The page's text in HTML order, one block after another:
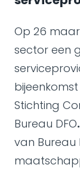
Op 26
sector een
Stichting
Bureau DFO.
van